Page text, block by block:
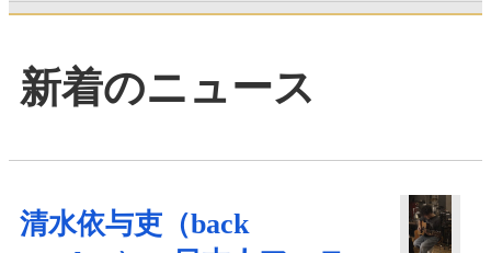
新着のニュース
清水依与吏（back